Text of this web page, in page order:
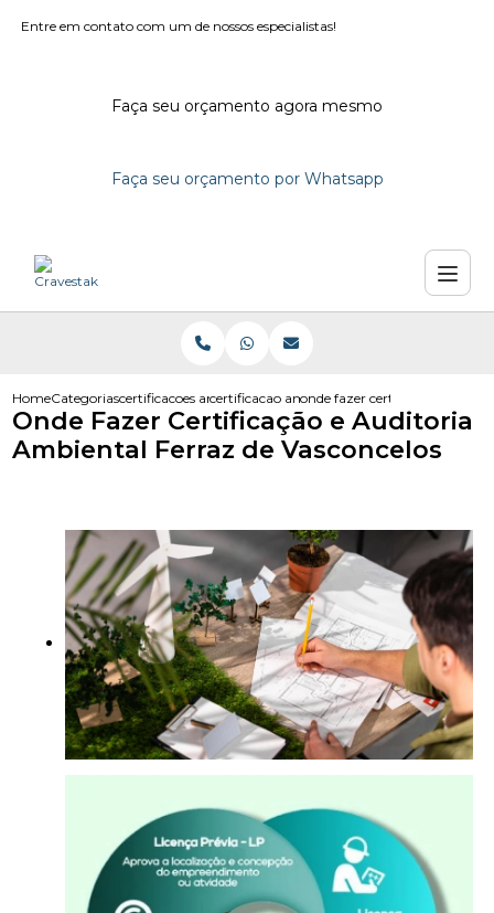
Entre em contato com um de nossos especialistas!
Faça seu orçamento agora mesmo
Faça seu orçamento por Whatsapp
HomeCategoriascertificacoes ambientaiscertificacao ambientalonde fazer certificacao e
Onde Fazer Certificação e Auditoria
Ambiental Ferraz de Vasconcelos